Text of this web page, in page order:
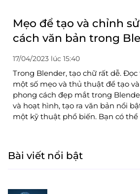
Mẹo để tạo và chỉnh
cách văn bản
17/04/2023 lúc 15:40
Trong Blender, tạo chữ rất dễ.
một số mẹo và thủ thuật để tạo
phong cách đẹp mắt trong
và hoạt hình, tạo ra văn bản nổi
một kỹ thuật phổ biến. Bạn có thể
Bài viết nổi bật